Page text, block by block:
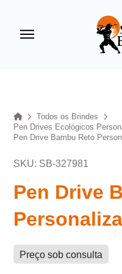
HomeTodos os Brindes
Pen Drives Ecológicos
Pen Drive Bambu Reto
SKU: SB-327981
Pen Drive
Preço sob consulta
+55